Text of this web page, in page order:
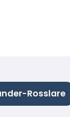
Rosslare